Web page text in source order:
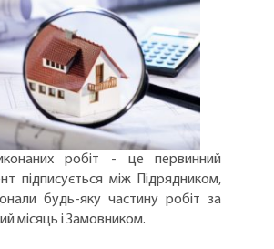
робіт - це первинний
підписується між Підрядником,
будь-яку частину робіт за
місяць і Замовником.